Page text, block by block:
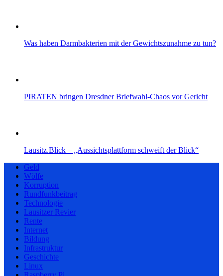
Was haben Darmbakterien mit der Gewichtszunahme zu tun?
PIRATEN bringen Dresdner Briefwahl-Chaos vor Gericht
Lausitz.Blick – „Aussichtsplattform schweift der Blick“
Geld
Wölfe
Korruption
Rundfunkbeitrag
Technologie
Lausitzer Revier
Rente
Internet
Bildung
Infrastruktur
Geschichte
Linux